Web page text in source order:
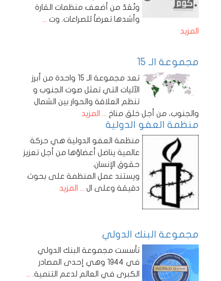
وتُعَدّ من أضعف منظمات القارة
وأشدها تعرضاً للصراعات. وت ...
المزيد
مجموعة الـ 15
تعد مجموعة الـ 15 واحدة من أبرز
الآليات التي تمثل صوت الجنوب و
تنظم العلاقة والحوار بين الشمال
والجنوب، من أجل خلق مناخ ... المزيد
منظمة العفو الدولية
منظمة العفو الدولية هي حركة
عالمية يناضل أعضاؤها من أجل تعزيز
حقوق الإنسان.
ويستند عمل المنظمة على بحوث
دقيقة وعلى ال ... المزيد
مجموعة البنك الدولي
تأسست مجموعة البنك الدولي
في 1944 وهي إحدى المصادر
الكبرى في العالم لدعم التنمية. ...